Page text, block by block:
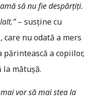
să nu fie despărțiți.
– susține cu
nu odată a mers
a copiilor,
mătușă.
vor să mai stea la